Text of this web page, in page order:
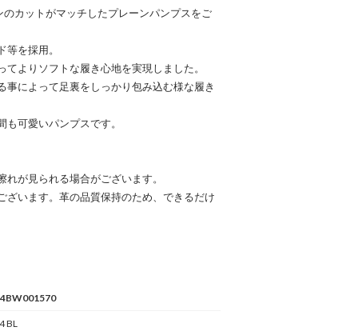
カットがマッチしたプレーンパンプスをご
を採用。
よりソフトな履き心地を実現しました。
によって足裏をしっかり包み込む様な履き
可愛いパンプスです。
が見られる場合がございます。
います。革の品質保持のため、できるだけ
BL